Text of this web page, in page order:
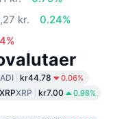
kr.
0.24%
ADI kr44.78 0.06%
XRPXRP kr7.00 0.98%